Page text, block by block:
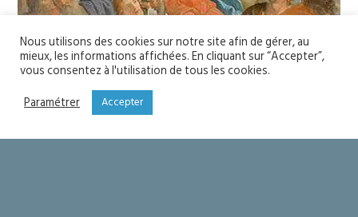
Nous utilisons des cookies sur notre site afin de gérer, au
mieux, les informations affichées. En cliquant sur “Accepter”,
vous consentez à l'utilisation de tous les cookies.
Paramétrer
Accepter